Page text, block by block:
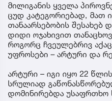
მილიგანის ყველა
ცუდ კატეგორიებად, მათ
თანაარსებობის შესახებ
დიდი ოჯახივით
როგორც ჩვეულებრივ აქაც
უფროსები – არტური და
არტური – იგი იყო 22
სრულიად
დომინირებდა უსაფრთხო